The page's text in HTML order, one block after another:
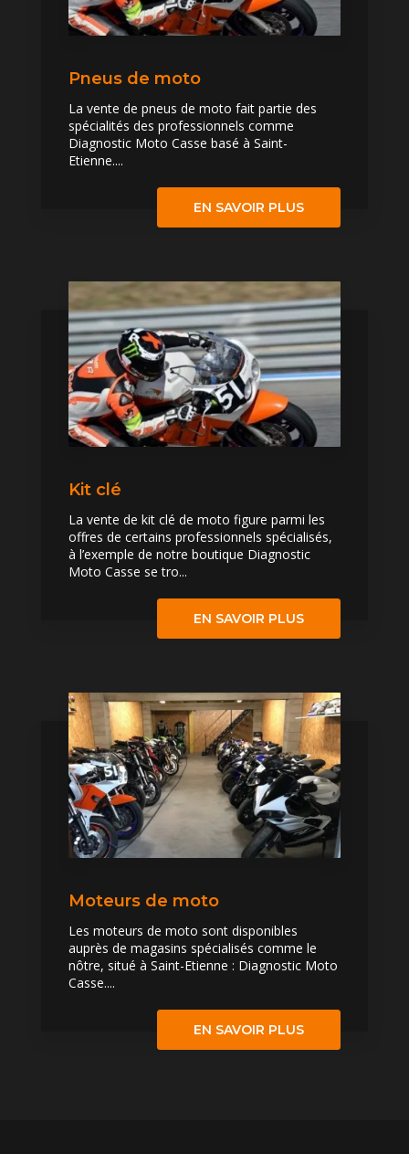
Pneus de moto
La vente de pneus de moto fait partie des
spécialités des professionnels comme
Diagnostic Moto Casse basé à Saint-
Etienne....
EN SAVOIR PLUS
Kit clé
La vente de kit clé de moto figure parmi les
offres de certains professionnels spécialisés,
à l’exemple de notre boutique Diagnostic
Moto Casse se tro...
EN SAVOIR PLUS
Moteurs de moto
Les moteurs de moto sont disponibles
auprès de magasins spécialisés comme le
nôtre, situé à Saint-Etienne : Diagnostic Moto
Casse....
EN SAVOIR PLUS